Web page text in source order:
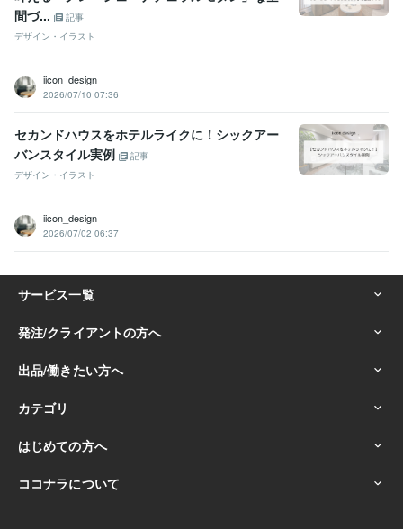
間づ...
記事
デザイン・イラスト
iicon_design
2026/07/10 07:36
セカンドハウスをホテルライクに！シックアー
バンスタイル実例
記事
デザイン・イラスト
iicon_design
2026/07/02 06:37